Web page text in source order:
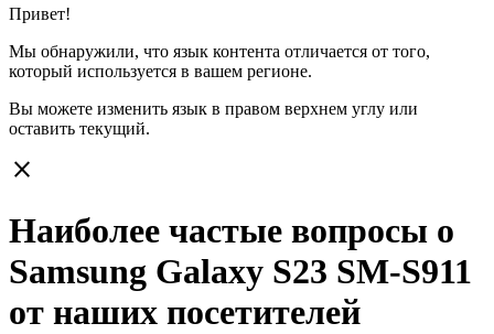
Привет!
Мы обнаружили, что язык контента отличается от того,
который используется в вашем регионе.
Вы можете изменить язык в правом верхнем углу или
оставить текущий.
close
Наиболее частые вопросы о
Samsung Galaxy S23 SM-S911
от наших посетителей